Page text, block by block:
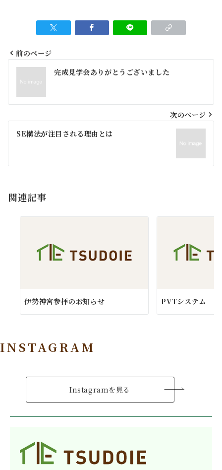
投
ナ
ビ
ゲ
シ
ン
前のページ
完成見学会ありがとうございました
次のページ
SE構法が注目される理由とは
関連記事
伊勢神宮参拝のお知らせ PVTシステム
INSTAGRAM
Instagramを見る